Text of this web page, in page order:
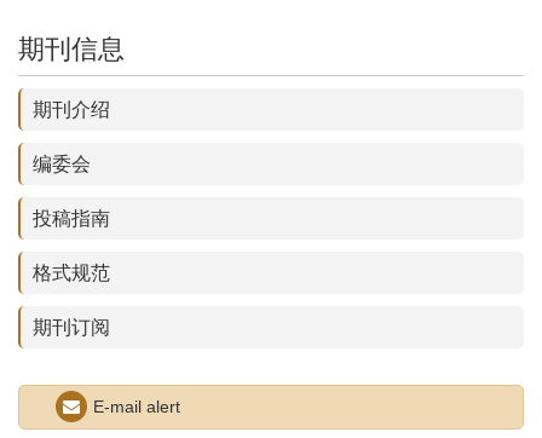
期刊信息
期刊介绍
编委会
投稿指南
格式规范
期刊订阅
E-mail alert